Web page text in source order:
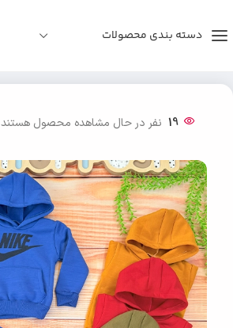
دسته بندی محصولات
19 نفر در حال مشاهده محصول هستند